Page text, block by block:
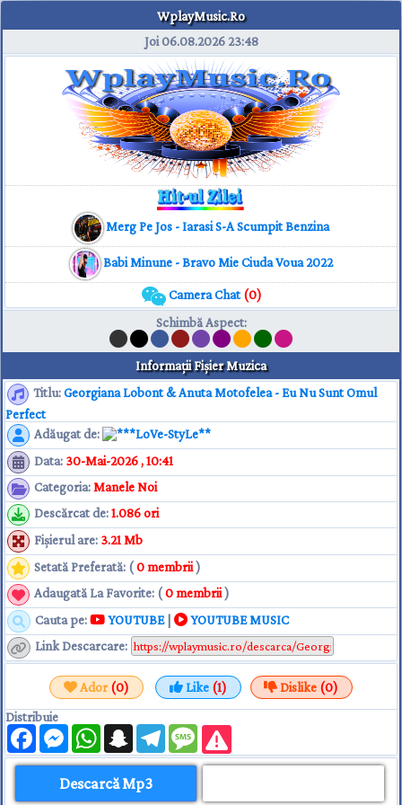
WplayMusic.Ro
Joi 06.08.2026 23:48
Merg Pe Jos - Iarasi S-A Scumpit Benzina
Babi Minune - Bravo Mie Ciuda Voua 2022
Camera Chat(0)
Schimbă Aspect:
Informaţii Fişier Muzica
Titlu:Georgiana Lobont & Anuta Motofelea - Eu Nu Sunt Omul
Perfect
Adăugat de:
**LoVe-StyLe**
Data: 30-Mai-2026 , 10:41
Categoria: Manele Noi
Descărcat de:1.086 ori
Fişierul are: 3.21 Mb
Setată Preferată: (0 membrii )
Adaugată La Favorite: (0 membrii )
Cauta pe:
YOUTUBE|
YOUTUBE MUSIC
Link Descarcare:
Ador(0) Like (1) Dislike (0)
Distribuie
FacebookMessengerWhatsAppSnapchatTelegramMessage
Descarcă Mp3